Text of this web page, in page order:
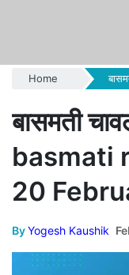
Home
बासमती
basmati
20
ByYogesh Kaushik